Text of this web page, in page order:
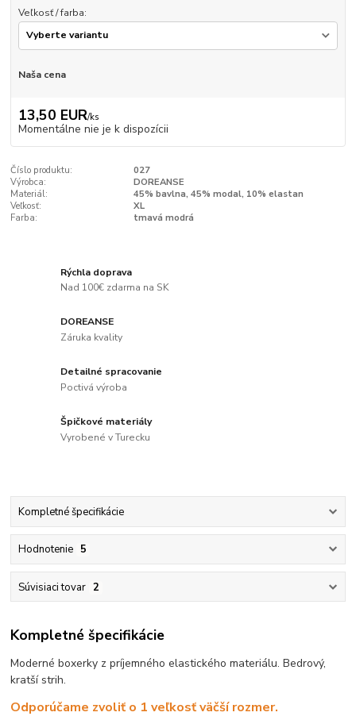
Veľkosť / farba:
Naša cena
13,50 EUR/ks
Momentálne nie je k dispozícii
Číslo produktu:
027
Výrobca:
DOREANSE
Materiál:
45% bavlna, 45% modal, 10% elastan
Veľkosť:
XL
Farba:
tmavá modrá
Rýchla doprava
Nad 100€ zdarma na SK
DOREANSE
Záruka kvality
Detailné spracovanie
Poctivá výroba
Špičkové materiály
Vyrobené v Turecku
Kompletné špecifikácie
Hodnotenie 5
Súvisiaci tovar 2
Kompletné špecifikácie
Moderné boxerky z príjemného elastického materiálu. Bedrový,
kratší strih.
Odporúčame zvoliť o 1 veľkosť väčší rozmer.